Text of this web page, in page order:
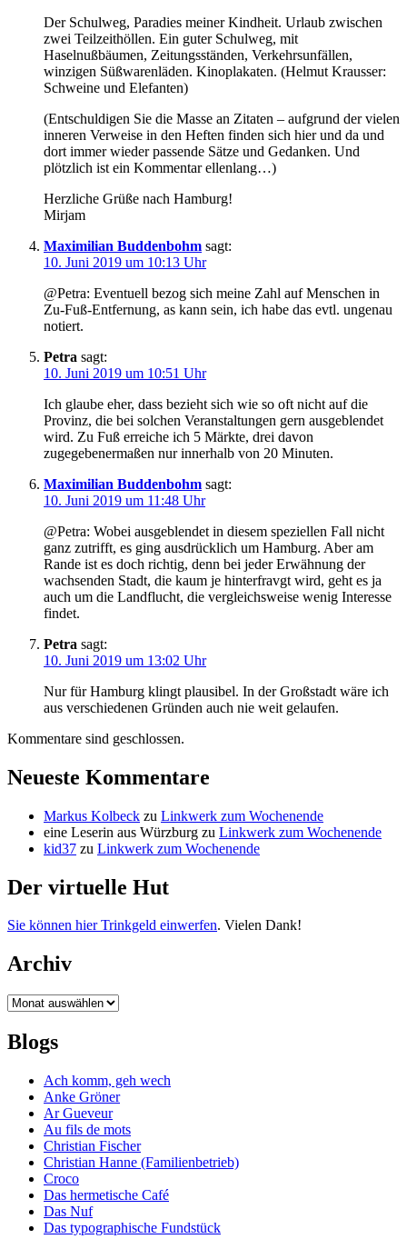
Der Schulweg, Paradies meiner Kindheit. Urlaub zwischen
zwei Teilzeithöllen. Ein guter Schulweg, mit
Haselnußbäumen, Zeitungsständen, Verkehrsunfällen,
winzigen Süßwarenläden. Kinoplakaten. (Helmut Krausser:
Schweine und Elefanten)
(Entschuldigen Sie die Masse an Zitaten – aufgrund der vielen
inneren Verweise in den Heften finden sich hier und da und
dort immer wieder passende Sätze und Gedanken. Und
plötzlich ist ein Kommentar ellenlang…)
Herzliche Grüße nach Hamburg!
Mirjam
Maximilian Buddenbohm sagt:
10. Juni 2019 um 10:13 Uhr
@Petra: Eventuell bezog sich meine Zahl auf Menschen in
Zu-Fuß-Entfernung, as kann sein, ich habe das evtl. ungenau
notiert.
Petra sagt:
10. Juni 2019 um 10:51 Uhr
Ich glaube eher, dass bezieht sich wie so oft nicht auf die
Provinz, die bei solchen Veranstaltungen gern ausgeblendet
wird. Zu Fuß erreiche ich 5 Märkte, drei davon
zugegebenermaßen nur innerhalb von 20 Minuten.
Maximilian Buddenbohm sagt:
10. Juni 2019 um 11:48 Uhr
@Petra: Wobei ausgeblendet in diesem speziellen Fall nicht
ganz zutrifft, es ging ausdrücklich um Hamburg. Aber am
Rande ist es doch richtig, denn bei jeder Erwähnung der
wachsenden Stadt, die kaum je hinterfravgt wird, geht es ja
auch um die Landflucht, die vergleichsweise wenig Interesse
findet.
Petra sagt:
10. Juni 2019 um 13:02 Uhr
Nur für Hamburg klingt plausibel. In der Großstadt wäre ich
aus verschiedenen Gründen auch nie weit gelaufen.
Kommentare sind geschlossen.
Neueste Kommentare
Markus Kolbeck zu Linkwerk zum Wochenende
eine Leserin aus Würzburg zu Linkwerk zum Wochenende
kid37 zu Linkwerk zum Wochenende
Der virtuelle Hut
Sie können hier Trinkgeld einwerfen. Vielen Dank!
Archiv
Archiv
Blogs
Ach komm, geh wech
Anke Gröner
Ar Gueveur
Au fils de mots
Christian Fischer
Christian Hanne (Familienbetrieb)
Croco
Das hermetische Café
Das Nuf
Das typographische Fundstück